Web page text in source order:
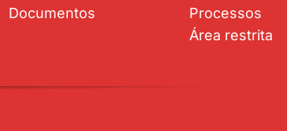
Documentos
Processos
Área restrita